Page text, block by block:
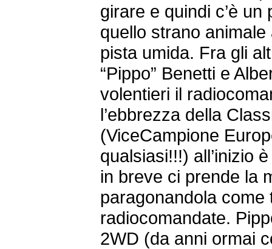
girare e quindi c’è
quello strano
pista umida. Fra gli
“Pippo” Benetti e
volentieri il
l’ebbrezza della
(ViceCampione
qualsiasi!!!) all’inizio
in breve ci prende la
paragonandola come
radiocomandate.
2WD (da anni ormai